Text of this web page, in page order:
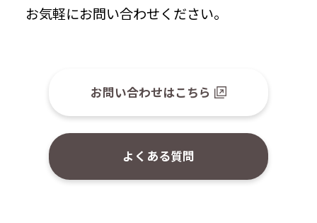
お気軽にお問い合わせください。
お問い合わせはこちら
よくある質問